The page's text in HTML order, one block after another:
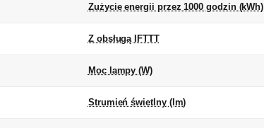
Zużycie energii przez 1000 godzin (kWh)
Z obsługą IFTTT
Moc lampy (W)
Strumień świetlny (lm)